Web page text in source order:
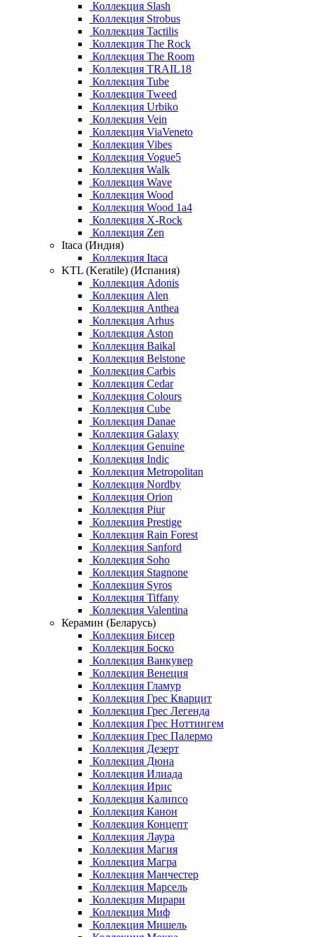
Коллекция Slash
Коллекция Strobus
Коллекция Tactilis
Коллекция The Rock
Коллекция The Room
Коллекция TRAIL18
Коллекция Tube
Коллекция Tweed
Коллекция Urbiko
Коллекция Vein
Коллекция ViaVeneto
Коллекция Vibes
Коллекция Vogue5
Коллекция Walk
Коллекция Wave
Коллекция Wood
Коллекция Wood 1a4
Коллекция X-Rock
Коллекция Zen
Itaca (Индия)
Коллекция Itaca
KTL (Keratile) (Испания)
Коллекция Adonis
Коллекция Alen
Коллекция Anthea
Коллекция Arhus
Коллекция Aston
Коллекция Baikal
Коллекция Belstone
Коллекция Carbis
Коллекция Cedar
Коллекция Colours
Коллекция Cube
Коллекция Danae
Коллекция Galaxy
Коллекция Genuine
Коллекция Indic
Коллекция Metropolitan
Коллекция Nordby
Коллекция Orion
Коллекция Piur
Коллекция Prestige
Коллекция Rain Forest
Коллекция Sanford
Коллекция Soho
Коллекция Stagnone
Коллекция Syros
Коллекция Tiffany
Коллекция Valentina
Керамин (Беларусь)
Коллекция Бисер
Коллекция Боско
Коллекция Ванкувер
Коллекция Венеция
Коллекция Гламур
Коллекция Грес Кварцит
Коллекция Грес Легенда
Коллекция Грес Ноттингем
Коллекция Грес Палермо
Коллекция Дезерт
Коллекция Дюна
Коллекция Илиада
Коллекция Ирис
Коллекция Калипсо
Коллекция Канон
Коллекция Концепт
Коллекция Лаура
Коллекция Магия
Коллекция Магра
Коллекция Манчестер
Коллекция Марсель
Коллекция Мирари
Коллекция Миф
Коллекция Мишель